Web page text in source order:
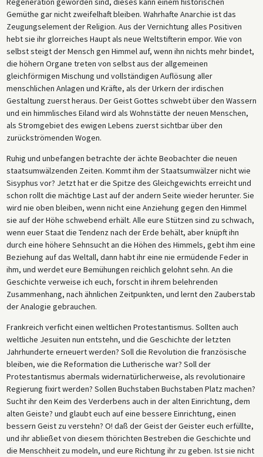
Gemüthe gar nicht zweifelhaft bleiben. Wahrhafte Anarchie ist das
Zeugungselement der Religion. Aus der Vernichtung alles Positiven
hebt sie ihr glorreiches Haupt als neue Weltstifterin empor. Wie von
selbst steigt der Mensch gen Himmel auf, wenn ihn nichts mehr bindet,
die höhern Organe treten von selbst aus der allgemeinen
gleichförmigen Mischung und vollständigen Auflösung aller
menschlichen Anlagen und Kräfte, als der Urkern der irdischen
Gestaltung zuerst heraus. Der Geist Gottes schwebt über den Wassern
und ein himmlisches Eiland wird als Wohnstätte der neuen Menschen,
als Stromgebiet des ewigen Lebens zuerst sichtbar über den
zurückströmenden Wogen.
Ruhig und unbefangen betrachte der ächte Beobachter die neuen
staatsumwälzenden Zeiten. Kommt ihm der Staatsumwälzer nicht wie
Sisyphus vor? Jetzt hat er die Spitze des Gleichgewichts erreicht und
schon rollt die mächtige Last auf der andern Seite wieder herunter. Sie
wird nie oben bleiben, wenn nicht eine Anziehung gegen den Himmel
sie auf der Höhe schwebend erhält. Alle eure Stützen sind zu schwach,
wenn euer Staat die Tendenz nach der Erde behält, aber knüpft ihn
durch eine höhere Sehnsucht an die Höhen des Himmels, gebt ihm eine
Beziehung auf das Weltall, dann habt ihr eine nie ermüdende Feder in
ihm, und werdet eure Bemühungen reichlich gelohnt sehn. An die
Geschichte verweise ich euch, forscht in ihrem belehrenden
Zusammenhang, nach ähnlichen Zeitpunkten, und lernt den Zauberstab
der Analogie gebrauchen.
Frankreich verficht einen weltlichen Protestantismus. Sollten auch
weltliche Jesuiten nun entstehn, und die Geschichte der letzten
Jahrhunderte erneuert werden? Soll die Revolution die französische
bleiben, wie die Reformation die Lutherische war? Soll der
Protestantismus abermals widernatürlicherweise, als revolutionaire
Regierung fixirt werden? Sollen Buchstaben Buchstaben Platz machen?
Sucht ihr den Keim des Verderbens auch in der alten Einrichtung, dem
alten Geiste? und glaubt euch auf eine bessere Einrichtung, einen
bessern Geist zu verstehn? O! daß der Geist der Geister euch erfüllte,
und ihr abließet von diesem thörichten Bestreben die Geschichte und
die Menschheit zu modeln, und eure Richtung ihr zu geben. Ist sie nicht